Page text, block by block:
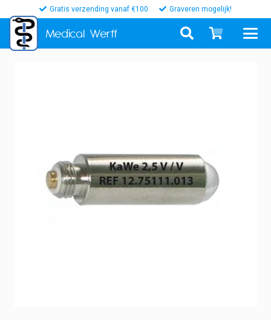
Gratis verzending vanaf €100 Graveren mogelijk!
Medical Werff